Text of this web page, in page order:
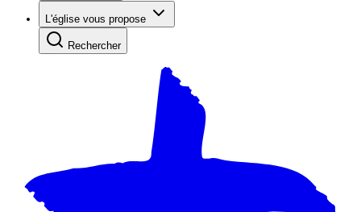
L'église vous propose
Rechercher